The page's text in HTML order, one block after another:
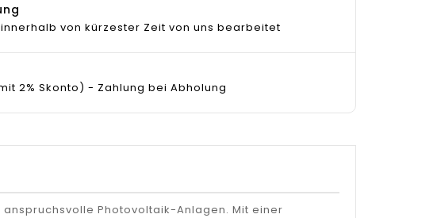
von kürzester Zeit von uns bearbeitet
2% Skonto) - Zahlung bei Abholung
anspruchsvolle Photovoltaik-Anlagen. Mit einer